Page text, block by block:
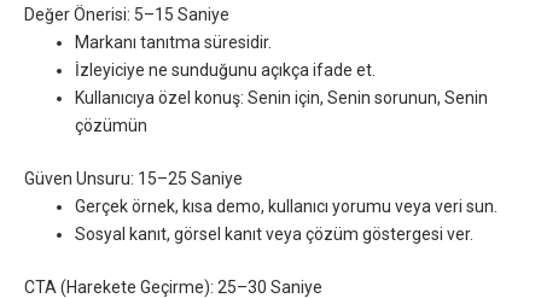
Değer Önerisi: 5–15 Saniye
Markanı tanıtma süresidir.
İzleyiciye ne sunduğunu açıkça ifade et.
Kullanıcıya özel konuş: Senin için, Senin sorunun, Senin
çözümün
Güven Unsuru: 15–25 Saniye
Gerçek örnek, kısa demo, kullanıcı yorumu veya veri sun.
Sosyal kanıt, görsel kanıt veya çözüm göstergesi ver.
CTA (Harekete Geçirme): 25–30 Saniye